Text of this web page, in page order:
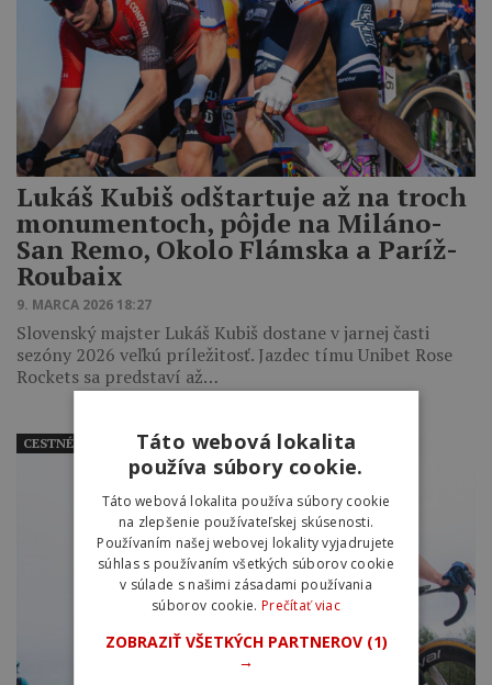
Lukáš Kubiš odštartuje až na troch
monumentoch, pôjde na Miláno-
San Remo, Okolo Flámska a Paríž-
Roubaix
9. MARCA 2026 18:27
Slovenský majster Lukáš Kubiš dostane v jarnej časti
sezóny 2026 veľkú príležitosť. Jazdec tímu Unibet Rose
Rockets sa predstaví až…
CESTNÉ
Táto webová lokalita
používa súbory cookie.
Táto webová lokalita používa súbory cookie
na zlepšenie používateľskej skúsenosti.
Používaním našej webovej lokality vyjadrujete
súhlas s používaním všetkých súborov cookie
v súlade s našimi zásadami používania
súborov cookie. Prečítať viac
ZOBRAZIŤ VŠETKÝCH PARTNEROV (1)
→